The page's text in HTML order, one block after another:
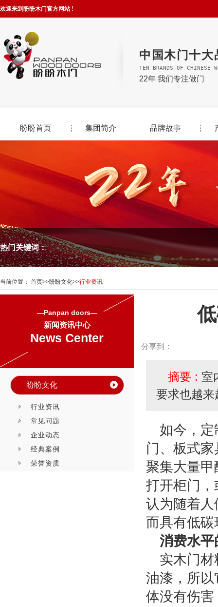
欢迎来到盼盼木门官方网站 !
中国木门十大
TEN BRANDS OF CHINESE
22年 我们专注做门
盼盼首页 集团简介 品牌故事
热门关键词：
当前位置： 首页>>盼盼文化>>行业资讯
—Panpan doors—
新闻资讯中心
News Center
盼盼文化
行业资讯
常见问题
企业动态
经典案例
荣誉资质
分享到：
摘要 : 室
要求也越
如今，定
门、板式
聚集大量
打开柜门
认为随着
而具有低
消费水平
实木门
油漆，所
体没有伤